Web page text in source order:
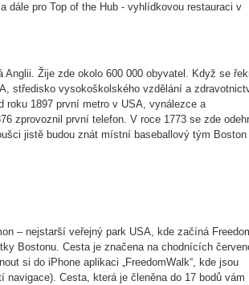
dále pro Top of the Hub - vyhlídkovou restauraci v
Žije zde okolo 600 000 obyvatel. Když se
středisko vysokoškolského vzdělání a
roku 1897 první metro v USA, vynálezce a
zprovoznil první telefon. V roce 1773 se zde
jistě budou znát místní baseballový tým Boston
– nejstarší veřejný park USA, kde začíná
Bostonu. Cesta je značena na chodnících
si do iPhone aplikaci „FreedomWalk“, kde jsou
Cesta, která je členěna do 17 bodů vám